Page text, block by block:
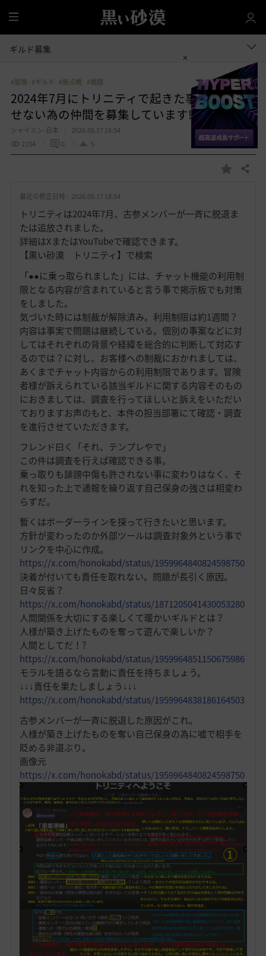
全
体
ギルド募集
#冒険 #ギルド #拠点戦 #戦闘
2024年7月にトリニティで起きた事を風化さ
せない為の仲間を募集しています!
シャイミン-日本
2026.05.17 18:54
2104
0 5
お
入
共有する
最近の修正日時 : 2026.05.17 18:54
トリニティは2024年7月、古参メンバーが一斉に脱退ま
たは追放されました。
詳細はXまたはYouTubeで確認できます。
【黒い砂漠 トリニティ】で検索
「●●に乗っ取られました」には、チャット機能の利用制
限となる内容が含まれていると言う事で掲示板でも対策
をしました。
気づいた時には制裁が解除済み。利用制限は約1週間？
内容は事実で問題は継続している。個別の事案などに対
してはそれぞれの背景や経緯を総合的に判断して対応す
るのでは？に対し、お客様への制裁におかれましては、
あくまでチャット内容からの利用制限であります。冒険
者様が訴えられている該当ギルドに関する内容そのもの
におきましては、調査を行ってほしいと訴えをいただい
ておりますお声のもと、本件の担当部署にて確認・調査
を進行させていただきます。
フレンド曰く「それ、テンプレやで」
この件は調査を行えば確認できる事。
乗っ取りも誹謗中傷も許されない事に変わりはなく、そ
れを知った上で通報を繰り返す自己保身の強さは相変わ
らずだ。
暫くはボーダーラインを探って行きたいと思います。
方針が変わったのか外部ツールは調査対象外という事で
リンクを中心に作成。
https://x.com/honokabd/status/1959964840824598750
決着が付いても責任を取れない。問題が長引く原因。
日々反省？
https://x.com/honokabd/status/1871205041430053280
人間関係を大切にする楽しくて暖かいギルドとは？
人様が築き上げたものを奪って遊んで楽しいか？
人間としてだ！?
https://x.com/honokabd/status/1959964851150675986
モラルを語るなら言動に責任を持ちましょう。
↓↓↓責任を果たしましょう↓↓↓
https://x.com/honokabd/status/1959964838186164503
古参メンバーが一斉に脱退した原因がこれ。
人様が築き上げたものを奪い自己保身の為に嘘で相手を
貶める非道ぶり。
画像元
https://x.com/honokabd/status/1959964840824598750